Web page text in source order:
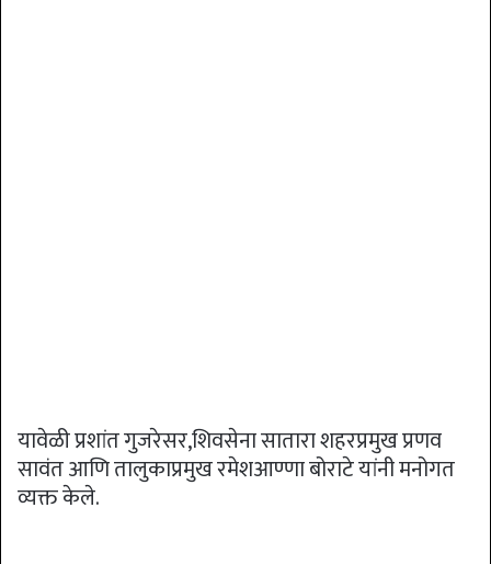
यावेळी प्रशांत गुजरेसर,शिवसेना सातारा शहरप्रमुख प्रणव
सावंत आणि तालुकाप्रमुख रमेशआण्णा बोराटे यांनी मनोगत
व्यक्त केले.